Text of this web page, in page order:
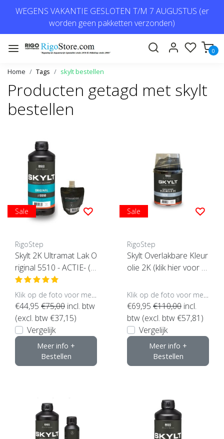
WEGENS VAKANTIE GESLOTEN T/M 7 AUGUSTUS (er
worden geen pakketten verzonden)
0
Home Tags skylt bestellen
Producten getagd met skylt
bestellen
Sale
RigoStep
Skylt 2K Ultramat Lak O
riginal 5510 - ACTIE- (ki
es hier uw inhoud)
€44,95 €75,00 incl. btw
(excl. btw €37,15)
Vergelijk
Meer info +
Bestellen
Sale
RigoStep
Skylt Overlakbare Kleur
olie 2K (klik hier voor d
€69,95 €110,00 incl.
btw (excl. btw €57,81)
Vergelijk
Meer info +
Bestellen